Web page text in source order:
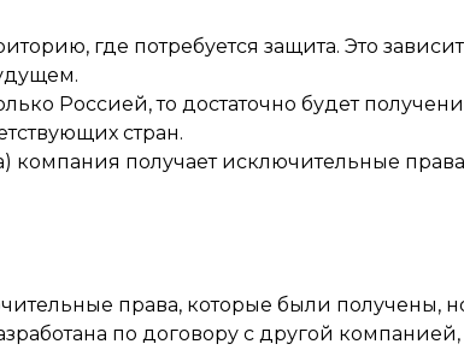
где потребуется защита. Это
Россией, то достаточно будет
стран.
компания получает исключительные
права, которые были получены,
по договору с другой